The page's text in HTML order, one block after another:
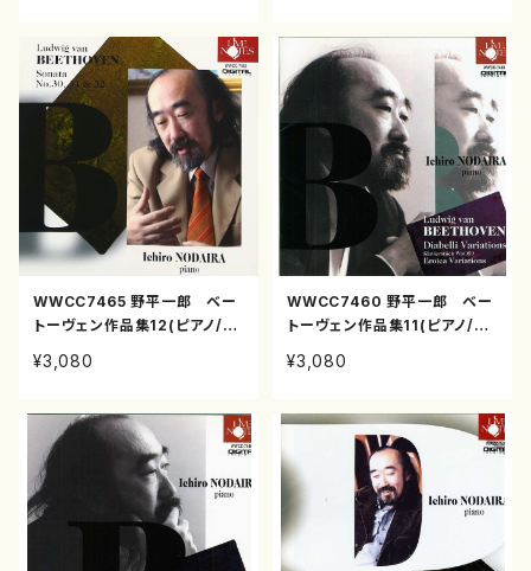
WWCC7465 野平一郎 ベー
トーヴェン作品集12(ピアノ/野
¥3,080
WWCC7460 野平一郎 ベー
トーヴェン作品集11(ピアノ/野
¥3,080